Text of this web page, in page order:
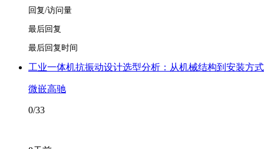
回复/访问量
最后回复
最后回复时间
工业一体机抗振动设计选型分析：从机械结构到安装方
微嵌高驰
0/33